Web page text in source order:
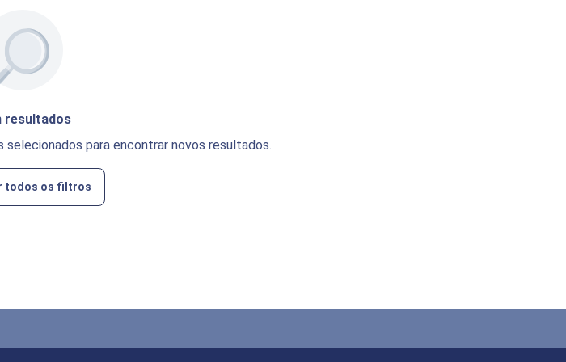
resultados
para encontrar novos resultados.
todos os filtros